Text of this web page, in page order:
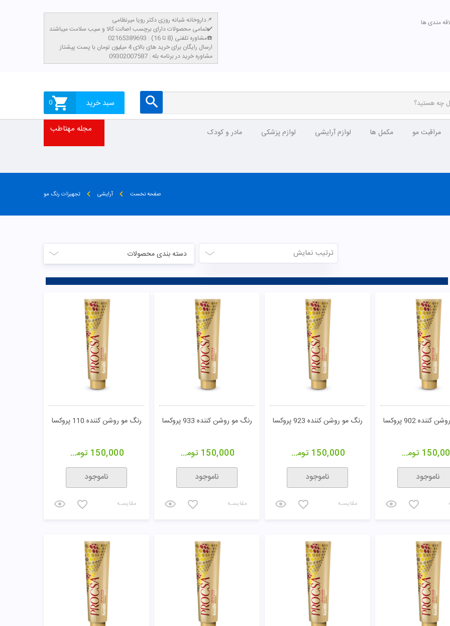
مندی ها
داروخانه شبانه روزی دکتر رویا میرنظامی📌
تمامی محصولات دارای برچسب اصالت کالا و سیب سلامت میباشند✔️
مشاوره تلفنی (8 تا 16) : 02165389693☎️
​ارسال رایگان برای خرید های بالای 4 میلیون تومان با پست پیشتاز
مشاوره خرید در برنامه بله : 09302007587
سبد خرید 0
مراقبت مو مکمل ها لوازم آرایشی لوازم پزشکی مادر و کودک مجله مهتاطب
صفحه نخست آرایشی تجهیزات رنگ مو
دسته بندی محصولات ترتیب نمایش
902 پروکسا
تومان
ناموجود
رنگ مو روشن کننده 923 پروکسا
150,000 تومان
ناموجود
مقایسـه
رنگ مو روشن کننده 933 پروکسا
150,000 تومان
ناموجود
مقایسـه
رنگ مو روشن کننده 110 پروکسا
150,000 تومان
ناموجود
مقایسـه
تومان مشاهده